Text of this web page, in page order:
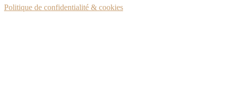
Politique de confidentialité & cookies